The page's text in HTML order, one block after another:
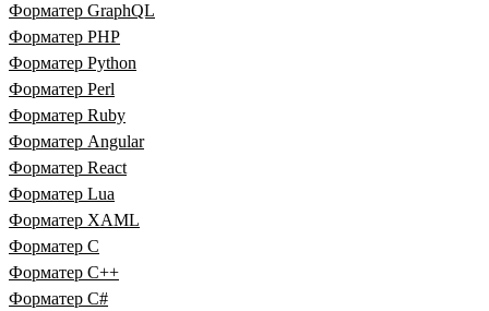
Форматер GraphQL
Форматер PHP
Форматер Python
Форматер Perl
Форматер Ruby
Форматер Angular
Форматер React
Форматер Lua
Форматер XAML
Форматер C
Форматер C++
Форматер C#